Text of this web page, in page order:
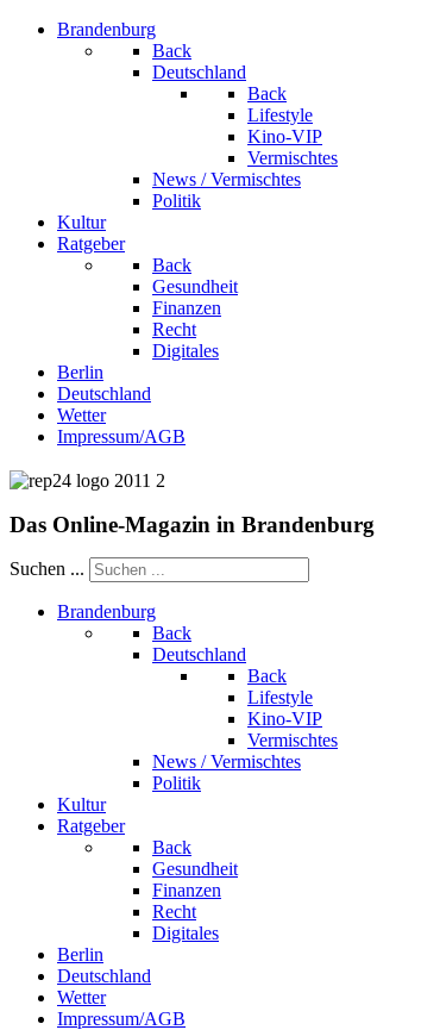
Brandenburg
Back
Deutschland
Back
Lifestyle
Kino-VIP
Vermischtes
News / Vermischtes
Politik
Kultur
Ratgeber
Back
Gesundheit
Finanzen
Recht
Digitales
Berlin
Deutschland
Wetter
Impressum/AGB
Das Online-Magazin in Brandenburg
Suchen ...
Brandenburg
Back
Deutschland
Back
Lifestyle
Kino-VIP
Vermischtes
News / Vermischtes
Politik
Kultur
Ratgeber
Back
Gesundheit
Finanzen
Recht
Digitales
Berlin
Deutschland
Wetter
Impressum/AGB